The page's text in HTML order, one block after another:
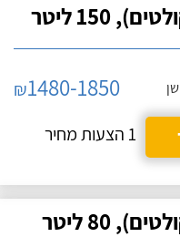
ליטר
₪1480-1850
1 הצעות מחיר
ליטר